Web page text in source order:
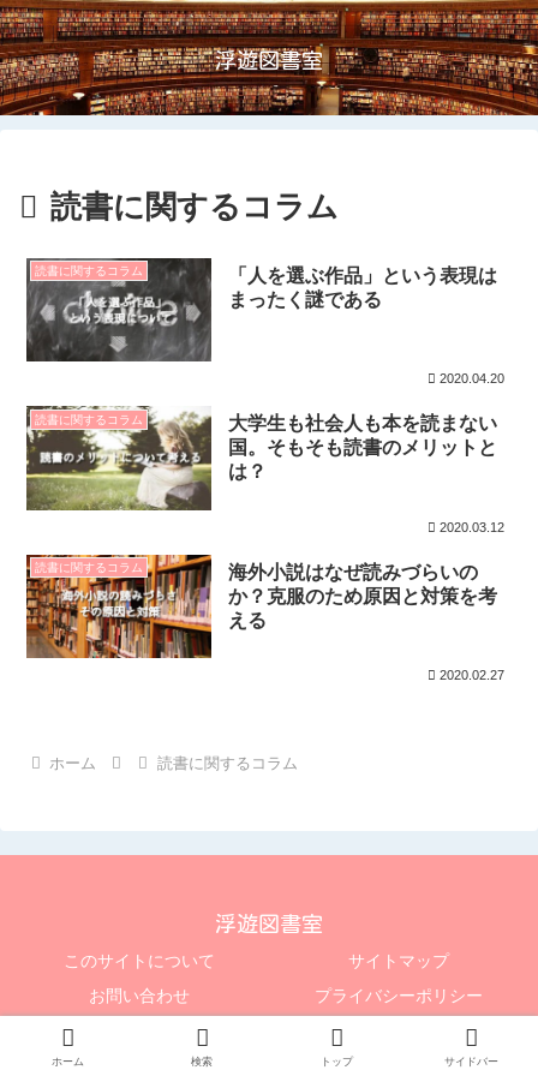
浮遊図書室
読書に関するコラム
読書に関するコラム
「人を選ぶ作品」という表現は
まったく謎である
2020.04.20
読書に関するコラム
大学生も社会人も本を読まない
国。そもそも読書のメリットと
は？
2020.03.12
読書に関するコラム
海外小説はなぜ読みづらいの
か？克服のため原因と対策を考
える
2020.02.27
ホーム 読書に関するコラム
浮遊図書室
このサイトについて
サイトマップ
お問い合わせ
プライバシーポリシー
ホーム 検索 トップ サイドバー